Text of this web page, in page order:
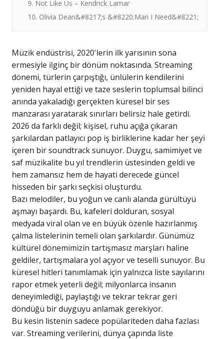
9. Not Like Us – Kendrick Lamar
10. Olivia Dean&#8217;s &#8220;Man I Need&#8221;
Müzik endüstrisi, 2020'lerin ilk yarısının sona
ermesiyle ilginç bir dönüm noktasında. Streaming
dönemi, türlerin çarpıştığı, ünlülerin kendilerini
yeniden hayal ettiği ve taze seslerin toplumsal bilinci
anında yakaladığı gerçekten küresel bir ses
manzarası yaratarak sınırları belirsiz hale getirdi.
2026 da farklı değil; kişisel, ruhu açığa çıkaran
şarkılardan patlayıcı pop iş birliklerine kadar her şeyi
içeren bir soundtrack sunuyor. Duygu, samimiyet ve
saf müzikalite bu yıl trendlerin üstesinden geldi ve
hem zamansız hem de hayati derecede güncel
hisseden bir şarkı seçkisi oluşturdu.
Bazı melodiler, bu yoğun ve canlı alanda gürültüyü
aşmayı başardı. Bu, kafeleri dolduran, sosyal
medyada viral olan ve en büyük özenle hazırlanmış
çalma listelerinin temeli olan şarkılardır. Günümüz
kültürel dönemimizin tartışmasız marşları haline
geldiler, tartışmalara yol açıyor ve teselli sunuyor. Bu
küresel hitleri tanımlamak için yalnızca liste sayılarını
rapor etmek yeterli değil; milyonlarca insanın
deneyimlediği, paylaştığı ve tekrar tekrar geri
döndüğü bir duyguyu anlamak gerekiyor.
Bu kesin listenin sadece popülariteden daha fazlası
var. Streaming verilerini, dünya çapında liste